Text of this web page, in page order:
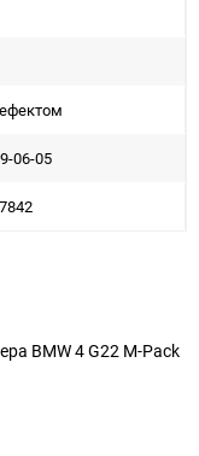
06-05
BMW 4 G22 M-Pack